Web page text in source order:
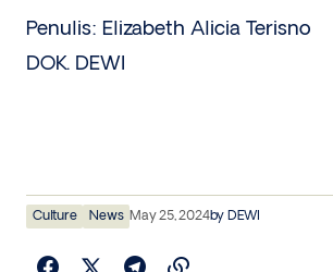
Penulis: Elizabeth Alicia Terisno
DOK. DEWI
Culture News May 25, 2024by DEWI